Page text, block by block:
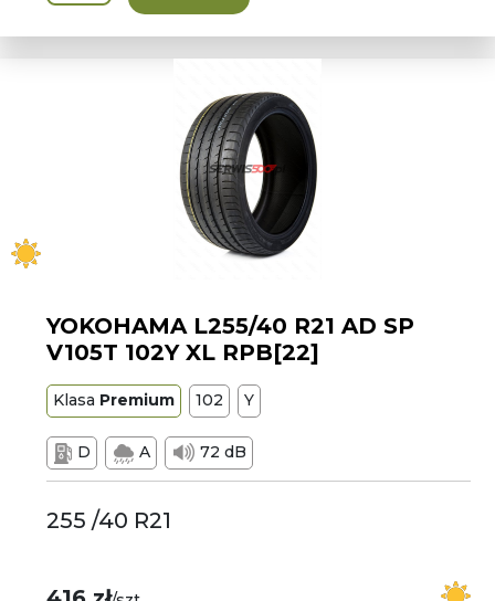
YOKOHAMA L255/40 R21 AD SP
V105T 102Y XL RPB[22]
Klasa Premium 102 Y
D A 72 dB
255 /40 R21